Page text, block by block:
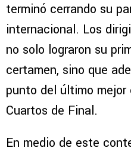
terminó cerrando su
internacional. Los
no solo lograron su
certamen, sino que
punto del último
Cuartos de Final.
En medio de este